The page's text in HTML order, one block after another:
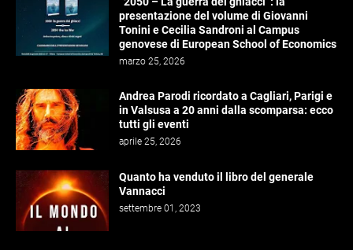
presentazione del volume di Giovanni
Tonini e Cecilia Sandroni al Campus
genovese di European School of Economics
marzo 25, 2026
Andrea Parodi ricordato a Cagliari, Parigi e
in Valsusa a 20 anni dalla scomparsa: ecco
tutti gli eventi
aprile 25, 2026
Quanto ha venduto il libro del generale
Vannacci
settembre 01, 2023